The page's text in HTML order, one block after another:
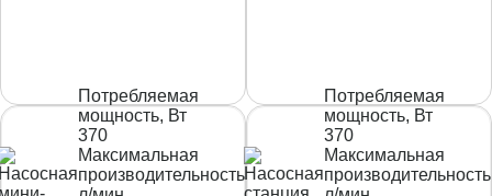
Потребляемая
мощность, Вт
370
Максимальная
производительность,
Потребляемая
мощность, Вт
370
Максимальная